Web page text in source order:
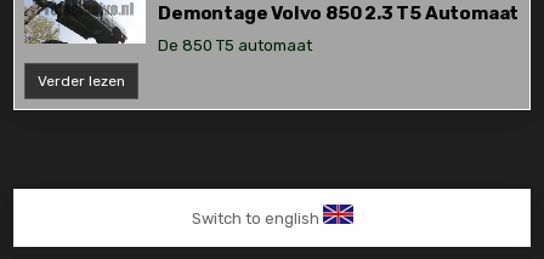
Demontage Volvo 850 2.3 T5 Automaat
De 850 T5 automaat
Verder lezen
Volvo
850
Switch to english